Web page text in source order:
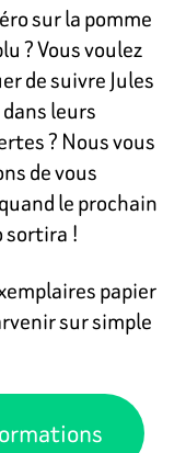
sur la pomme
? Vous voulez
de suivre Jules
leurs
? Nous vous
de vous
le prochain
sortira !
papier
sur simple